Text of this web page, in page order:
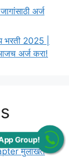
अर्ज
भरती 2025 |
अर्ज करा!
class 12
मुलाखत
Group!